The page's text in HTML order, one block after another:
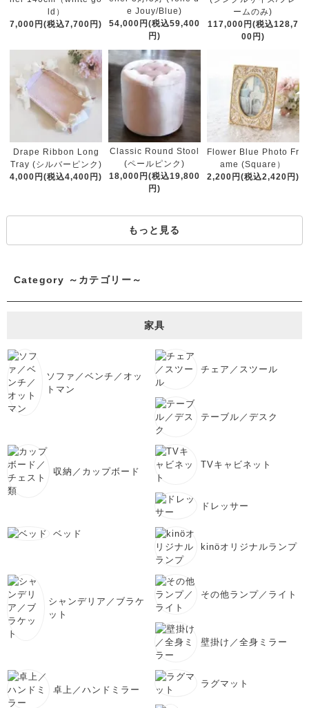
ld）
7,000円(税込7,700円)
e Jouy/Blue)
54,000円(税込59,400
円)
ームのみ)
117,000円(税込128,7
00円)
Drape Ribbon Long
Tray (シルバーピンク)
4,000円(税込4,400円)
Classic Round Stool
(ペールピンク)
18,000円(税込19,800
円)
Flower Blue Photo Fr
ame (Square）
2,200円(税込2,420円)
もっと見る
Category ～カテゴリー～
家具
ソファ／ベンチ／オッ
トマン
チェア／スツール
テーブル／デスク
収納／カップボード
TVキャビネット
ドレッサー
ベッド
kinöオリジナルランプ
シャンデリア／ブラケ
ット
その他ランプ／ライト
壁掛け／全身ミラー
卓上／ハンドミラー
ラグマット